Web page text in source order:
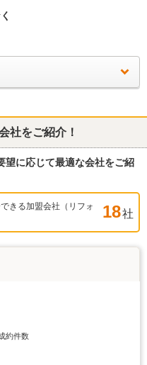
社をご紹介！
望に応じて最適な会社をご紹
きる加盟会社（リフォ
18社
約件数